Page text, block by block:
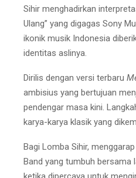
Sihir menghadirkan
Ulang” yang digagas Sony
ikonik musik Indonesia
identitas aslinya.
Dirilis dengan versi terbaru
ambisius yang bertujuan
pendengar masa kini.
karya-karya klasik yang
Bagi Lomba Sihir,
Band yang tumbuh bersama